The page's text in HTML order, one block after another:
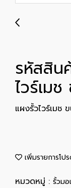
รหัสสิน
ไวร์เม
แผงรั้วไวร์เมช
เพิ่มรายการโป
หมวดหมู่ : รั้วมอ